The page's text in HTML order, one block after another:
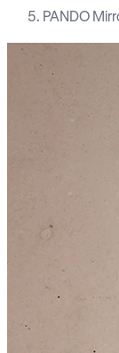
PANDO